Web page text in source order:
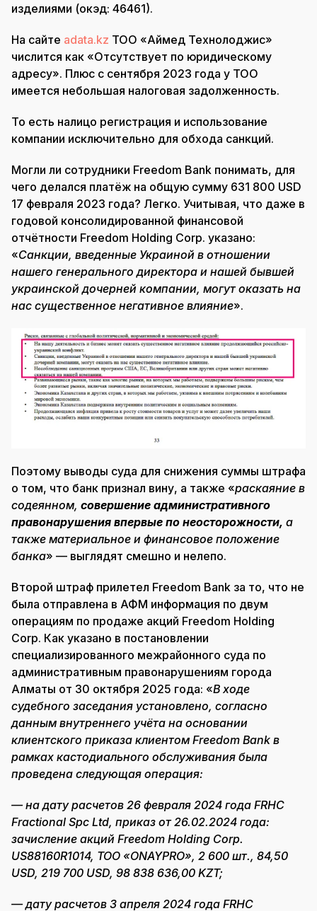
изделиями (окэд: 46461).
На сайте adata.kz ТОО «Аймед Технолоджис»
числится как «Отсутствует по юридическому
адресу». Плюс с сентября 2023 года у ТОО
имеется небольшая налоговая задолженность.
То есть налицо регистрация и использование
компании исключительно для обхода санкций.
Могли ли сотрудники Freedom Bank понимать, для
чего делался платёж на общую сумму 631 800 USD
17 февраля 2023 года? Легко. Учитывая, что даже в
годовой консолидированной финансовой
отчётности Freedom Holding Corp. указано:
«Санкции, введенные Украиной в отношении
нашего генерального директора и нашей бывшей
украинской дочерней компании, могут оказать на
нас существенное негативное влияние».
Поэтому выводы суда для снижения суммы штрафа
о том, что банк признал вину, а также «раскаяние в
содеянном, совершение административного
правонарушения впервые по неосторожности, а
также материальное и финансовое положение
банка» — выглядят смешно и нелепо.
Второй штраф прилетел Freedom Bank за то, что не
была отправлена в АФМ информация по двум
операциям по продаже акций Freedom Holding
Corp. Как указано в постановлении
специализированного межрайонного суда по
административным правонарушениям города
Алматы от 30 октября 2025 года: «В ходе
судебного заседания установлено, согласно
данным внутреннего учёта на основании
клиентского приказа клиентом Freedom Bank в
рамках кастодиального обслуживания была
проведена следующая операция:
— на дату расчетов 26 февраля 2024 года FRHC
Fractional Spc Ltd, приказ от 26.02.2024 года:
зачисление акций Freedom Holding Corp.
US88160R1014, ТОО «ONAYPRO», 2 600 шт., 84,50
USD, 219 700 USD, 98 838 636,00 KZT;
— дату расчетов 3 апреля 2024 года FRHC